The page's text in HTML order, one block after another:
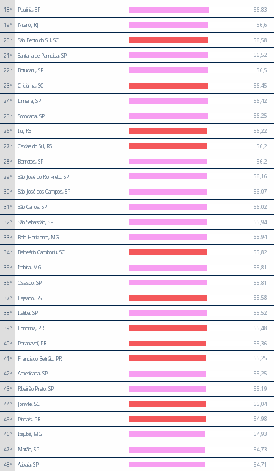
18º Paulínia, SP 56,83
19º Niterói, RJ 56,6
20º São Bento do Sul, SC 56,58
21º Santana de Parnaíba, SP 56,52
22º Botucatu, SP 56,5
23º Criciúma, SC 56,45
24º Limeira, SP 56,42
25º Sorocaba, SP 56,25
26º Ijuí, RS 56,22
27º Caxias do Sul, RS 56,2
28º Barretos, SP 56,2
29º São José do Rio Preto, SP 56,16
30º São José dos Campos, SP 56,07
31º São Carlos, SP 56,02
32º São Sebastião, SP 55,94
33º Belo Horizonte, MG 55,94
34º Balneário Camboriú, SC 55,82
35º Itabira, MG 55,81
36º Osasco, SP 55,81
37º Lajeado, RS 55,58
38º Itatiba, SP 55,52
39º Londrina, PR 55,48
40º Paranavaí, PR 55,36
41º Francisco Beltrão, PR 55,25
42º Americana, SP 55,25
43º Ribeirão Preto, SP 55,19
44º Joinville, SC 55,04
45º Pinhais, PR 54,98
46º Itajubá, MG 54,93
47º Matão, SP 54,73
48º Atibaia, SP 54,71